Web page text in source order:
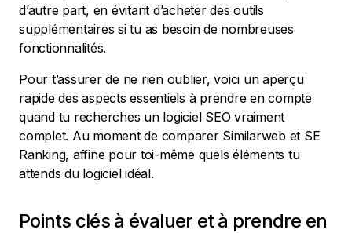
d’autre part, en évitant d’acheter des outils
supplémentaires si tu as besoin de nombreuses
fonctionnalités.
Pour t’assurer de ne rien oublier, voici un aperçu
rapide des aspects essentiels à prendre en compte
quand tu recherches un logiciel SEO vraiment
complet. Au moment de comparer Similarweb et SE
Ranking, affine pour toi-même quels éléments tu
attends du logiciel idéal.
Points clés à évaluer et à prendre en